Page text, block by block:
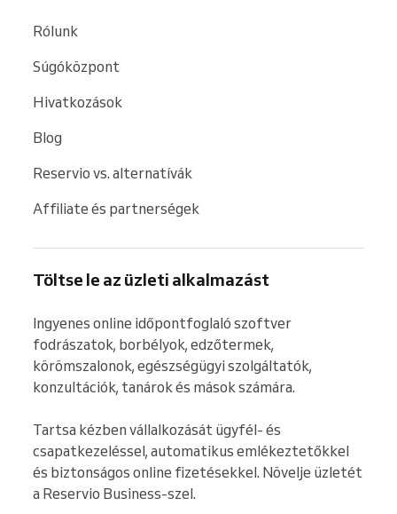
Rólunk
Súgóközpont
Hivatkozások
Blog
Reservio vs. alternatívák
Affiliate és partnerségek
Töltse le az üzleti alkalmazást
Ingyenes online időpontfoglaló szoftver
fodrászatok, borbélyok, edzőtermek,
körömszalonok, egészségügyi szolgáltatók,
konzultációk, tanárok és mások számára.
Tartsa kézben vállalkozását ügyfél- és
csapatkezeléssel, automatikus emlékeztetőkkel
és biztonságos online fizetésekkel. Növelje üzletét
a Reservio Business-szel.